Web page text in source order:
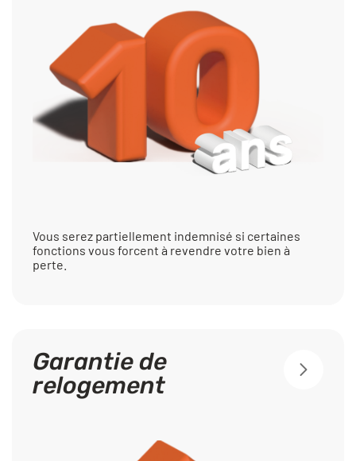
Vous serez partiellement indemnisé si certaines
fonctions vous forcent à revendre votre bien à
perte.
Garantie de
relogement